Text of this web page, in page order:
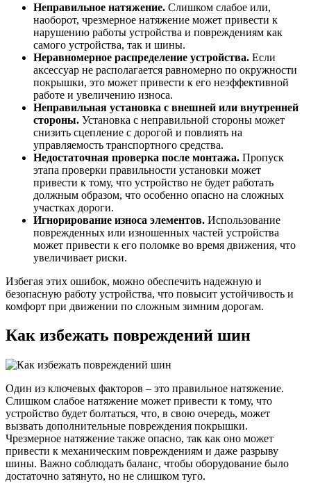
Неправильное натяжение. Слишком слабое или,
наоборот, чрезмерное натяжение может привести к
нарушению работы устройства и повреждениям как
самого устройства, так и шины.
Неравномерное распределение устройства. Если
аксессуар не располагается равномерно по окружности
покрышки, это может привести к его неэффективной
работе и увеличению износа.
Неправильная установка с внешней или внутренней
стороны. Установка с неправильной стороны может
снизить сцепление с дорогой и повлиять на
управляемость транспортного средства.
Недостаточная проверка после монтажа. Пропуск
этапа проверки правильности установки может
привести к тому, что устройство не будет работать
должным образом, что особенно опасно на сложных
участках дороги.
Игнорирование износа элементов. Использование
поврежденных или изношенных частей устройства
может привести к его поломке во время движения, что
увеличивает риски.
Избегая этих ошибок, можно обеспечить надежную и
безопасную работу устройства, что повысит устойчивость и
комфорт при движении по сложным зимним дорогам.
Как избежать повреждений шин
Один из ключевых факторов – это правильное натяжение.
Слишком слабое натяжение может привести к тому, что
устройство будет болтаться, что, в свою очередь, может
вызвать дополнительные повреждения покрышки.
Чрезмерное натяжение также опасно, так как оно может
привести к механическим повреждениям и даже разрыву
шины. Важно соблюдать баланс, чтобы оборудование было
достаточно затянуто, но не слишком туго.